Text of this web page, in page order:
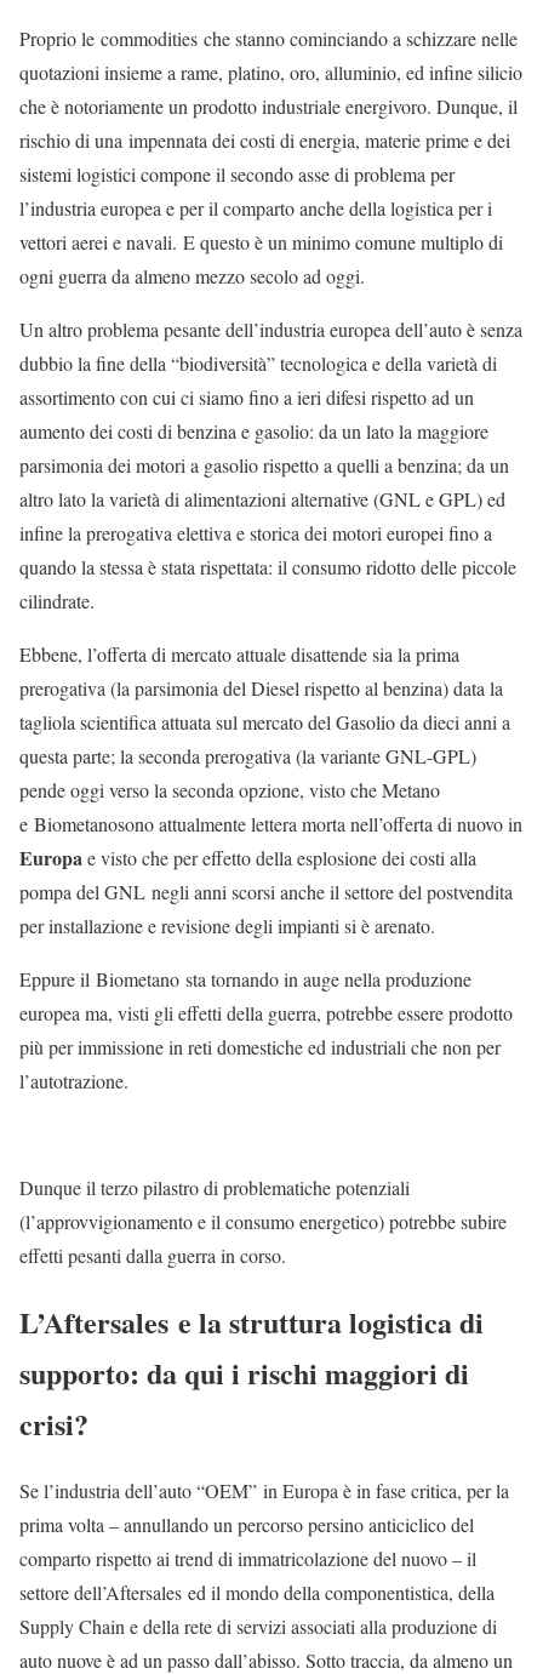
Proprio le commodities che stanno cominciando a schizzare nelle
quotazioni insieme a rame, platino, oro, alluminio, ed infine silicio
che è notoriamente un prodotto industriale energivoro. Dunque, il
rischio di una impennata dei costi di energia, materie prime e dei
sistemi logistici compone il secondo asse di problema per
l’industria europea e per il comparto anche della logistica per i
vettori aerei e navali. E questo è un minimo comune multiplo di
ogni guerra da almeno mezzo secolo ad oggi.
Un altro problema pesante dell’industria europea dell’auto è senza
dubbio la fine della “biodiversità” tecnologica e della varietà di
assortimento con cui ci siamo fino a ieri difesi rispetto ad un
aumento dei costi di benzina e gasolio: da un lato la maggiore
parsimonia dei motori a gasolio rispetto a quelli a benzina; da un
altro lato la varietà di alimentazioni alternative (GNL e GPL) ed
infine la prerogativa elettiva e storica dei motori europei fino a
quando la stessa è stata rispettata: il consumo ridotto delle piccole
cilindrate.
Ebbene, l’offerta di mercato attuale disattende sia la prima
prerogativa (la parsimonia del Diesel rispetto al benzina) data la
tagliola scientifica attuata sul mercato del Gasolio da dieci anni a
questa parte; la seconda prerogativa (la variante GNL-GPL)
pende oggi verso la seconda opzione, visto che Metano
e Biometanosono attualmente lettera morta nell’offerta di nuovo in
Europae visto che per effetto della esplosione dei costi alla
pompa del GNL negli anni scorsi anche il settore del postvendita
per installazione e revisione degli impianti si è arenato.
Eppure il Biometano sta tornando in auge nella produzione
europea ma, visti gli effetti della guerra, potrebbe essere prodotto
più per immissione in reti domestiche ed industriali che non per
l’autotrazione.
Dunque il terzo pilastro di problematiche potenziali
(l’approvvigionamento e il consumo energetico) potrebbe subire
effetti pesanti dalla guerra in corso.
L’Aftersales e la struttura logistica di
supporto: da qui i rischi maggiori di
crisi?
Se l’industria dell’auto “OEM” in Europa è in fase critica, per la
prima volta – annullando un percorso persino anticiclico del
comparto rispetto ai trend di immatricolazione del nuovo – il
settore dell’Aftersales ed il mondo della componentistica, della
Supply Chain e della rete di servizi associati alla produzione di
auto nuove è ad un passo dall’abisso. Sotto traccia, da almeno un